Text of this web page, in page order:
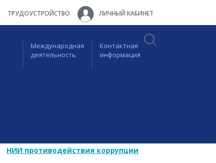
ТРУДОУСТРОЙСТВО ЛИЧНЫЙ КАБИНЕТ
Международная
деятельность
Контактная
информация
НИИ противодействия коррупции